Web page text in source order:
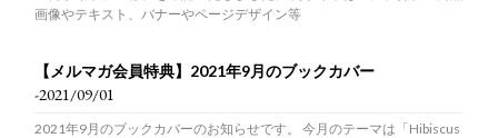
画像やテキスト、バナーやページデザイン等
【メルマガ会員特典】2021年9月のブックカバー
-2021/09/01
2021年9月のブックカバーのお知らせです。 今月のテーマは「Hibiscus